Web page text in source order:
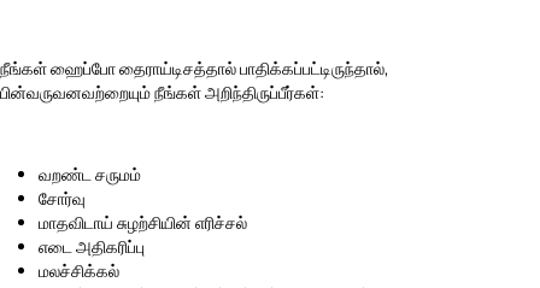
நீங்கள் ஹைப்போ தைராய்டிசத்தால் பாதிக்கப்பட்டிருந்தால்,
பின்வருவனவற்றையும் நீங்கள் அறிந்திருப்பீர்கள்:
வறண்ட சருமம்
சோர்வு
மாதவிடாய் சுழற்சியின் எரிச்சல்
எடை அதிகரிப்பு
மலச்சிக்கல்